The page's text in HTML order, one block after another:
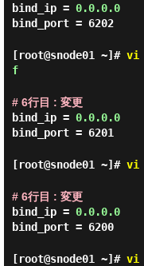
bind_ip = 0.0.0.0
bind_port = 6202
[root@snode01 ~]# vi
f
# 6行目 : 変更
bind_ip = 0.0.0.0
bind_port = 6201
[root@snode01 ~]# vi
# 6行目 : 変更
bind_ip = 0.0.0.0
bind_port = 6200
[root@snode01 ~]# vi